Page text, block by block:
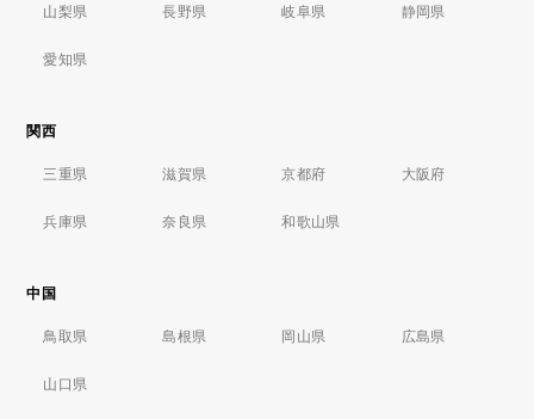
山梨県 長野県 岐阜県 静岡県
愛知県
関西
三重県 滋賀県 京都府 大阪府
兵庫県 奈良県 和歌山県
中国
鳥取県 島根県 岡山県 広島県
山口県